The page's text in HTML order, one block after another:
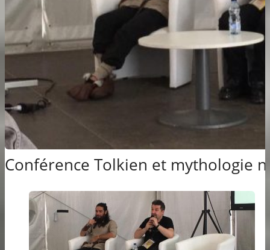
Conférence Tolkien et mythologie